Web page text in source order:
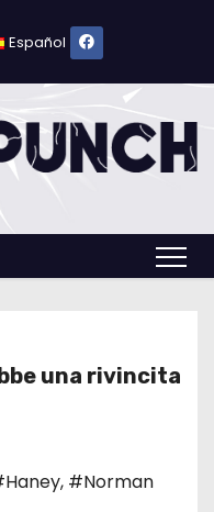
Español
una rivincita
, #Norman